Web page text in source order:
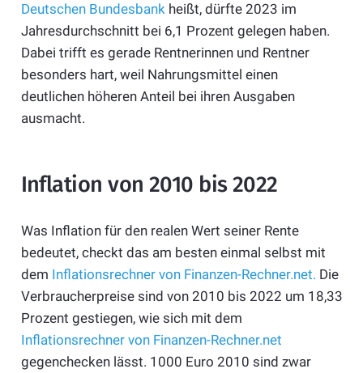
Deutschen Bundesbankheißt, dürfte 2023 im
Jahresdurchschnitt bei 6,1 Prozent gelegen haben.
Dabei trifft es gerade Rentnerinnen und Rentner
besonders hart, weil Nahrungsmittel einen
deutlichen höheren Anteil bei ihren Ausgaben
ausmacht.
Inflation von 2010 bis 2022
Was Inflation für den realen Wert seiner Rente
bedeutet, checkt das am besten einmal selbst mit
dem Inflationsrechner von Finanzen-Rechner.net. Die
Verbraucherpreise sind von 2010 bis 2022 um 18,33
Prozent gestiegen, wie sich mit dem
Inflationsrechner von Finanzen-Rechner.net
gegenchecken lässt. 1000 Euro 2010 sind zwar